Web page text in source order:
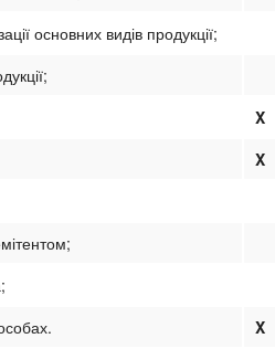
основних видів продукції;
X
X
X